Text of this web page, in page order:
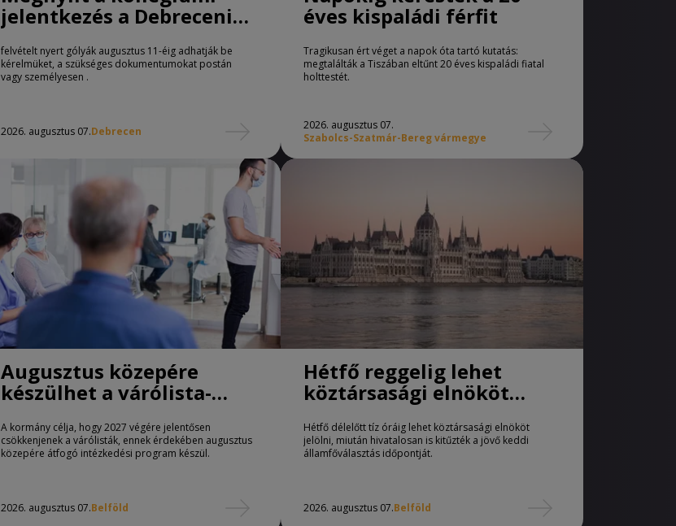
jelentkezés a Debreceni
Egyetemen
felvételt nyert gólyák augusztus 11-éig adhatják be
kérelmüket, a szükséges dokumentumokat postán
vagy személyesen .
2026. augusztus 07.Debrecen
éves kispaládi férfit
Tragikusan ért véget a napok óta tartó kutatás:
megtalálták a Tiszában eltűnt 20 éves kispaládi fiatal
holttestét.
2026. augusztus 07.
Szabolcs-Szatmár-Bereg vármegye
Augusztus közepére
készülhet a várólista-
A kormány célja, hogy 2027 végére jelentősen
csökkenjenek a várólisták, ennek érdekében augusztus
közepére átfogó intézkedési program készül.
2026. augusztus 07.Belföld
Hétfő reggelig lehet
köztársasági elnököt
Hétfő délelőtt tíz óráig lehet köztársasági elnököt
jelölni, miután hivatalosan is kitűzték a jövő keddi
államfőválasztás időpontját.
2026. augusztus 07.Belföld